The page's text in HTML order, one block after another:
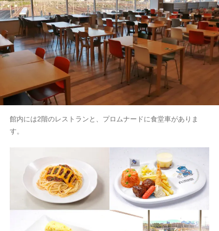
館内には2階のレストランと、プロムナードに食堂車がありま
す。